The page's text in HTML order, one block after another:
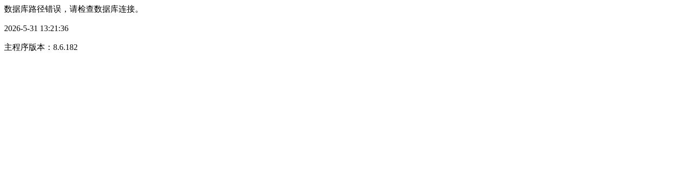
数据库路径错误，请检查数据库连接。
2026-5-31 13:21:36
主程序版本：8.6.182